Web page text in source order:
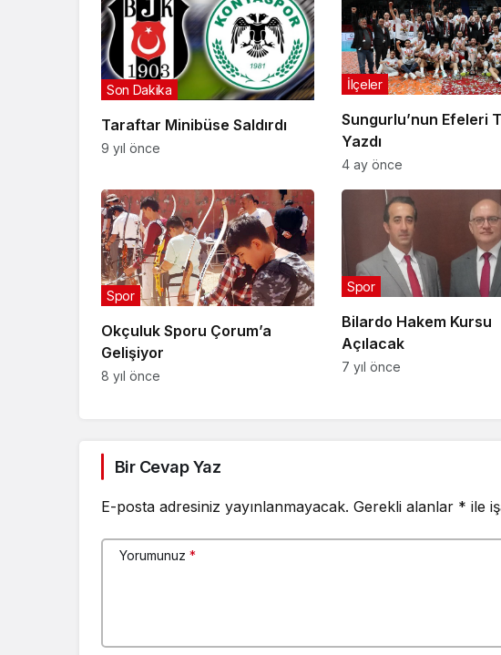
Taraftar Minibüse Saldırdı
Son Dakika
9 yıl önce
Sungurlu’nun Efeleri
Yazdı
İlçeler
4 ay önce
Okçuluk Sporu Çorum’a
Gelişiyor
Spor
8 yıl önce
Bilardo Hakem Kursu
Açılacak
Spor
7 yıl önce
Bir Cevap Yaz
E-posta adresiniz yayınlanmayacak. Gerekli alanlar * ile
Yorumunuz *